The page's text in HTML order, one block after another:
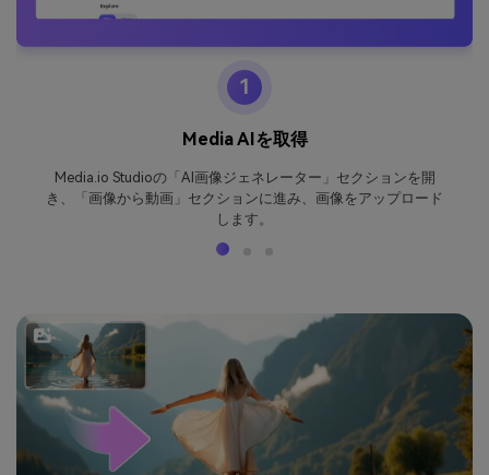
1
Media AIを取得
Media.io Studioの「AI画像ジェネレーター」セクションを開
き、「画像から動画」セクションに進み、画像をアップロード
します。